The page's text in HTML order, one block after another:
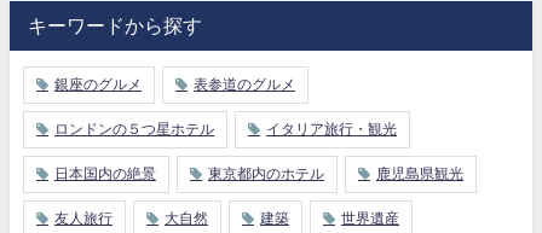
キーワードから探す
銀座のグルメ 表参道のグルメ
ロンドンの５つ星ホテル イタリア旅行・観光
日本国内の絶景 東京都内のホテル 鹿児島県観光
友人旅行 大自然 建築 世界遺産